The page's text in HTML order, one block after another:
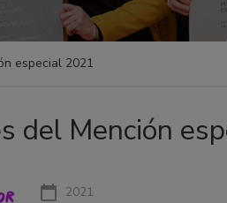
especial 2021
del Mención
2021